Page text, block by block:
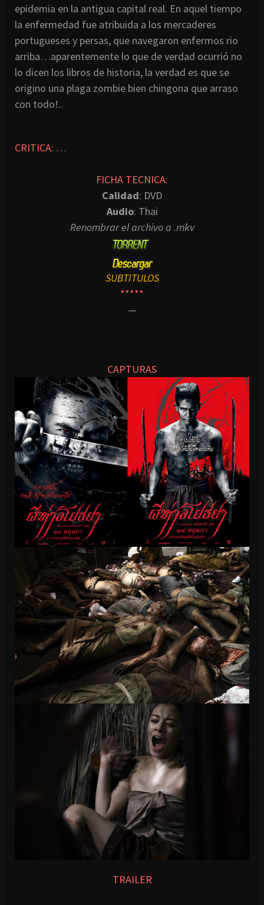
epidemia en la antigua capital real. En aquel tiempo
la enfermedad fue atribuida a los mercaderes
portugueses y persas, que navegaron enfermos rio
arriba…aparentemente lo que de verdad ocurrió no
lo dicen los libros de historia, la verdad es que se
origino una plaga zombie bien chingona que arraso
con todo!..
CRITICA: …
FICHA TECNICA:
Calidad: DVD
Audio: Thai
Renombrar el archivo a .mkv
SUBTITULOS
*****
—
CAPTURAS
TRAILER